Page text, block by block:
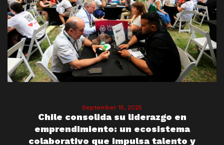
September 15, 2025
Chile consolida su liderazgo en
emprendimiento: un ecosistema
colaborativo que impulsa talento y